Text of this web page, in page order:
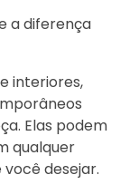
a diferença
interiores,
Elas podem
qualquer
desejar.